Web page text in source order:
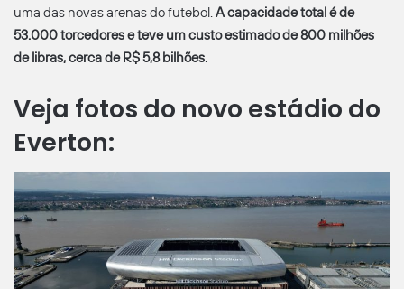
uma das novas arenas do futebol.A capacidade total é de
53.000 torcedores e teve um custo estimado de 800 milhões
de libras, cerca de R$ 5,8 bilhões.
Veja fotos do novo estádio do
Everton: